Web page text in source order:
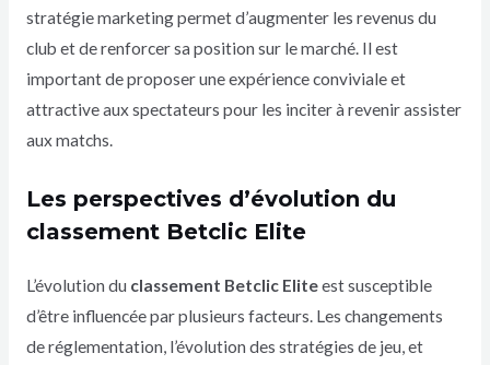
stratégie marketing permet d’augmenter les revenus du
club et de renforcer sa position sur le marché. Il est
important de proposer une expérience conviviale et
attractive aux spectateurs pour les inciter à revenir assister
aux matchs.
Les perspectives d’évolution du
classement Betclic Elite
L’évolution du classement Betclic Eliteest susceptible
d’être influencée par plusieurs facteurs. Les changements
de réglementation, l’évolution des stratégies de jeu, et